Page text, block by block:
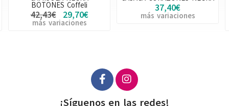
37,40€
más variaciones
CÍRCULOS COLORES
27,50€
¡Síguenos en las redes!